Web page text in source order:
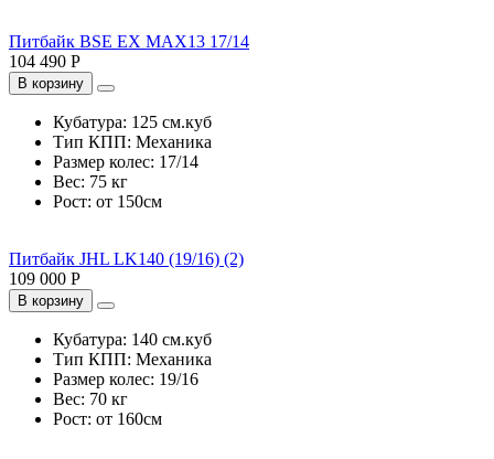
Питбайк BSE EX MAX13 17/14
104 490 Р
В корзину
Кубатура: 125 см.куб
Тип КПП: Механика
Размер колес: 17/14
Вес: 75 кг
Рост: от 150см
Питбайк JHL LK140 (19/16) (2)
109 000 Р
В корзину
Кубатура: 140 см.куб
Тип КПП: Механика
Размер колес: 19/16
Вес: 70 кг
Рост: от 160см